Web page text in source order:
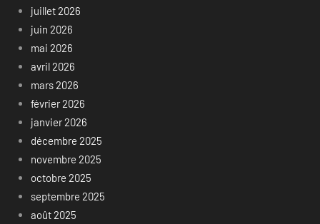
juillet 2026
juin 2026
mai 2026
avril 2026
mars 2026
février 2026
janvier 2026
décembre 2025
novembre 2025
octobre 2025
septembre 2025
août 2025